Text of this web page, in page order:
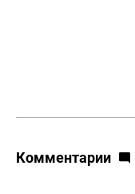
Комментарии